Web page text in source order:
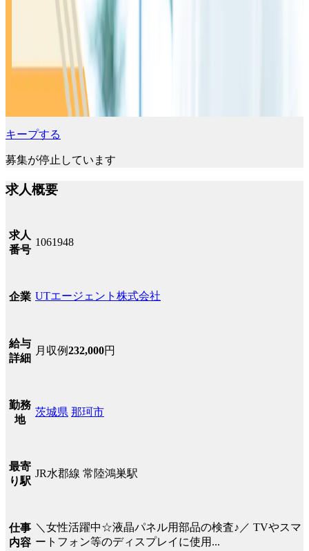
キープする
募集が停止しています
求人概要
求人
番号
1061948
企業 UTエージェント株式会社
給与
詳細
月収例232,000円
勤務
地
茨城県 那珂市
最寄
り駅
JR水郡線 常陸鴻巣駅
仕事
内容
＼女性活躍中☆液晶パネル用部品の検査♪／ TVやスマ
ートフォン等のディスプレイに使用...